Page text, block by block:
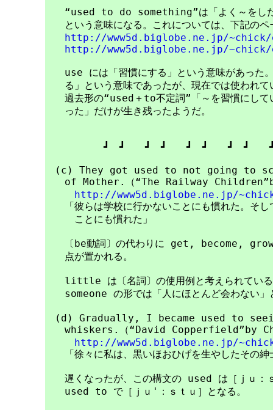
“used to do something”は「よく～をした
という意味になる。これについては、下記のペ
http://www5d.biglobe.ne.jp/~chick/
http://www5d.biglobe.ne.jp/~chick/
use には「習慣にする」という意味があった。
る」という意味であったが、現在では使われて
過去形の“used＋to不定詞”「～を習慣にして
った」だけが生き残ったようだ。
┛　┛　　┛　┛　　┛　┛　　┛　┛　　
(c) They got used to not going
of Mother.（“The Railway
http://www5d.biglobe.ne.jp/
「彼らは学校に行かないことにも慣れた。そし
ことにも慣れた」
〔be動詞〕の代わりに get, become, grow
点が置かれる。
little は〔名詞〕の使用例と考えられ
someone の形では「人にほとんど会わない」
(d) Gradually, I became used to
whiskers.（“David Copperfield”by
http://www5d.biglobe.ne.jp/
「徐々に私は、黒いほおひげを生やしたその紳
遅くなったが、この構文の used は［ｊｕ：
used to で［ｊｕ'：ｓｔｕ］となる。